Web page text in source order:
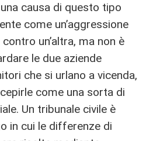
causa di questo tipo
come un’aggressione
un’altra, ma non è
le due aziende
che si urlano a vicenda,
come una sorta di
Un tribunale civile è
in cui le differenze di